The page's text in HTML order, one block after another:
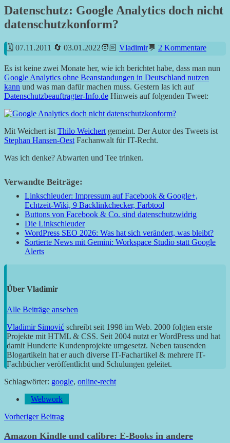
Datenschutz: Google Analytics doch nicht
datenschutzkonform?
07.11.2011 03.01.2022 Vladimir 2 Kommentare
Es ist keine zwei Monate her, wie ich berichtet habe, dass man nun
Google Analytics ohne Beanstandungen in Deutschland nutzen
kann und was man dafür machen muss. Gestern las ich auf
Datenschutzbeauftragter-Info.de Hinweis auf folgenden Tweet:
Mit Weichert ist Thilo Weichert gemeint. Der Autor des Tweets ist
Stephan Hansen-Oest Fachanwalt für IT-Recht.
Was ich denke? Abwarten und Tee trinken.
Verwandte Beiträge:
Linkschleuder: Impressum auf Facebook & Google+,
Echtzeit-Wiki, 9 Backlinkchecker, Farbtool
Buttons von Facebook & Co. sind datenschutzwidrig
Die Linkschleuder
WordPress SEO 2026: Was hat sich verändert, was bleibt?
Sortierte News mit Gemini: Workspace Studio statt Google
Alerts
Über Vladimir
Alle Beiträge ansehen
Vladimir Simović schreibt seit 1998 im Web. 2000 folgten erste
Projekte mit HTML & CSS. Seit 2004 nutzt er WordPress und hat
damit Hunderte Kundenprojekte umgesetzt. Neben tausenden
Blogartikeln hat er auch diverse IT-Fachartikel & mehrere IT-
Fachbücher veröffentlicht und Schulungen geleitet.
Schlagwörter: google, online-recht
Webwork
Beitragsnavigation
Vorheriger Beitrag
Amazon Kindle und calibre: E-Books in andere